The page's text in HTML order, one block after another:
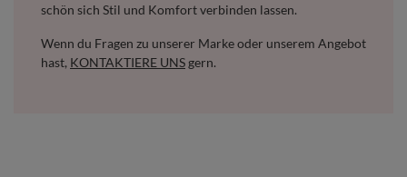
schön sich Stil und Komfort verbinden lassen.
Wenn du Fragen zu unserer Marke oder unserem Angebot
hast, KONTAKTIERE UNSgern.